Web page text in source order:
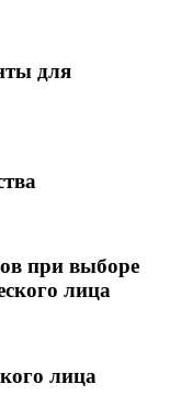
для
при выборе
лица
лица